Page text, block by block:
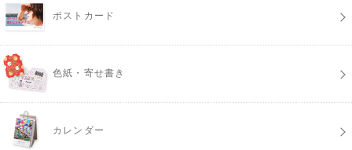
ポストカード
色紙・寄せ書き
カレンダー